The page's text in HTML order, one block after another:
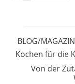
Von der
BLOG/
Kochen für die